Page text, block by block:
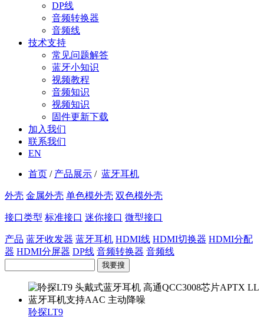
DP线
音频转换器
音频线
技术支持
常见问题解答
蓝牙小知识
视频教程
音频知识
视频知识
固件更新下载
加入我们
联系我们
EN
首页 / 产品展示 / 蓝牙耳机
外壳 金属外壳 单色模外壳 双色模外壳
接口类型 标准接口 迷你接口 微型接口
产品 蓝牙收发器 蓝牙耳机 HDMI线 HDMI切换器 HDMI分配
器 HDMI分屏器 DP线 音频转换器 音频线
我要搜
聆探LT9